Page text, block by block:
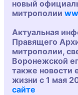
новый
митрополии
Актуальная
Правящего
митрополии,
Воронежской
также новости
жизни с 1 мая
сайте